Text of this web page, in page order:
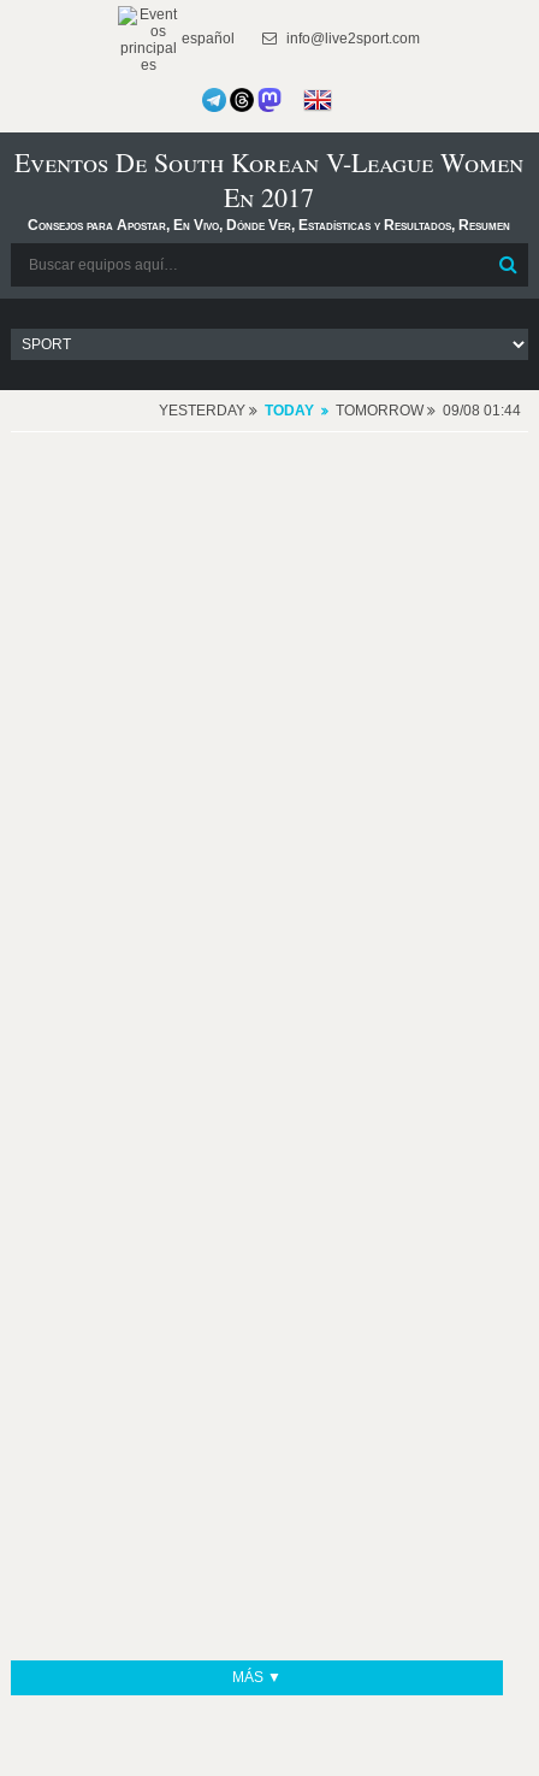
español info@live2sport.com
Eventos De South Korean V-League Women
En 2017
Consejos para Apostar, En Vivo, Dónde Ver, Estadísticas y Resultados, Resumen
YESTERDAY TODAY TOMORROW 09/08 01:44
MÁS ▼